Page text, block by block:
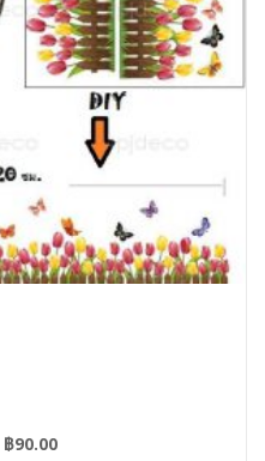
Original
฿90.00Current